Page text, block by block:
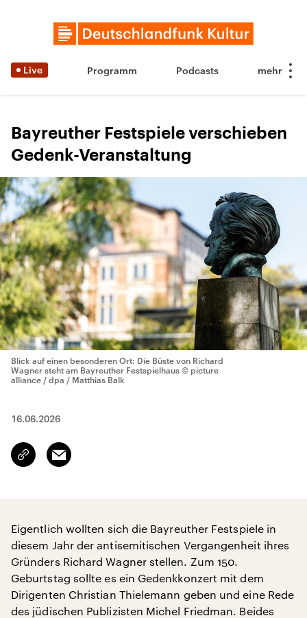
Live Programm Podcasts
Bayreuther Festspiele verschieben
Gedenk-Veranstaltung
Blick auf einen besonderen Ort: Die Büste von Richard
Wagner steht am Bayreuther Festspielhaus © picture
alliance / dpa / Matthias Balk
16.06.2026
Link
kopieren/teilen
Email
Eigentlich wollten sich die Bayreuther Festspiele in
diesem Jahr der antisemitischen Vergangenheit ihres
Gründers Richard Wagner stellen. Zum 150.
Geburtstag sollte es ein Gedenkkonzert mit dem
Dirigenten Christian Thielemann geben und eine Rede
des jüdischen Publizisten Michel Friedman. Beides